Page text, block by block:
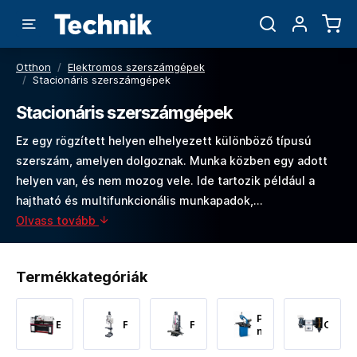
Otthon / Elektromos szerszámgépek
/ Stacionáris szerszámgépek
Stacionáris szerszámgépek
Ez egy rögzített helyen elhelyezett különböző típusú
szerszám, amelyen dolgoznak. Munka közben egy adott
helyen van, és nem mozog vele. Ide tartozik például a
hajtható és multifunkcionális munkapadok,…
Olvass tovább
Termékkategóriák
Esztergák Fúrók Frézerek
Píly
na